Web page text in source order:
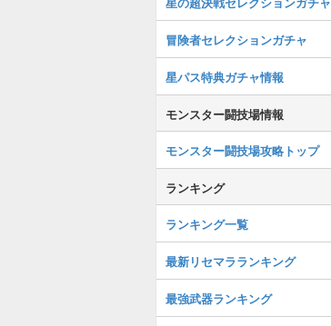
冒険者セレクションガチャ
星パス特典ガチャ情報
モンスター闘技場情報
モンスター闘技場攻略トップ
ランキング
ランキング一覧
最新リセマラランキング
最強武器ランキング